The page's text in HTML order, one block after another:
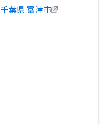
千葉県 富津市